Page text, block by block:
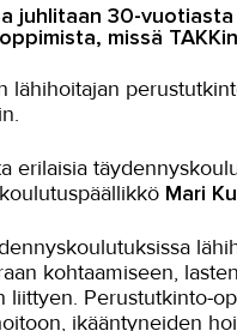
juhlitaan 30-
missä
lähihoitajan
erilaisia
Mari
kohtaamiseen,
liittyen. Perustutkinto-
ikääntyneiden